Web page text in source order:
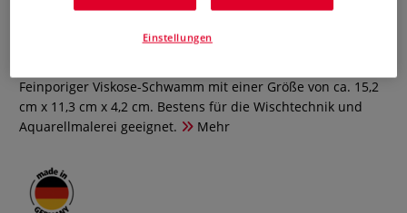
Viskose-Schwamm
Feinporiger Viskose-Schwamm mit einer Größe von ca. 15,2
cm x 11,3 cm x 4,2 cm. Bestens für die Wischtechnik und
Aquarellmalerei geeignet.
Mehr
Einstellungen